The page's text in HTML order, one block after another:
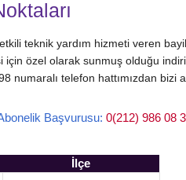
teknik yardım hizmeti veren
için özel olarak sunmuş olduğu
numaralı telefon hattımızdan
Başvurusu: 0(212) 986 08
İlçe